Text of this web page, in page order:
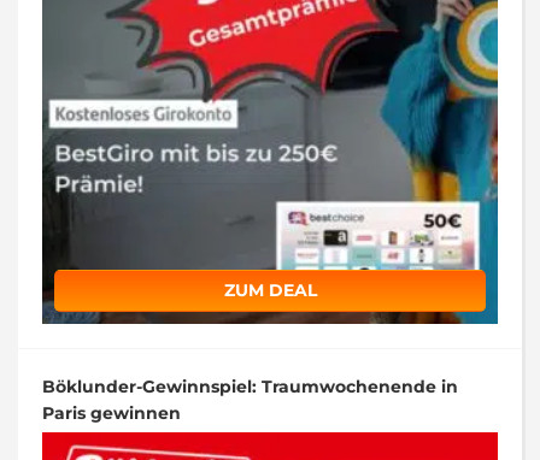
ZUM DEAL
Böklunder-Gewinnspiel: Traumwochenende in
Paris gewinnen